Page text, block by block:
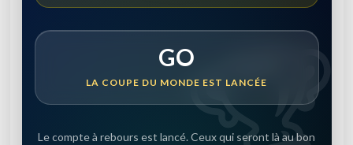
GO
LA COUPE DU MONDE EST LANCÉE
Le compte à rebours est lancé. Ceux qui seront là au bon